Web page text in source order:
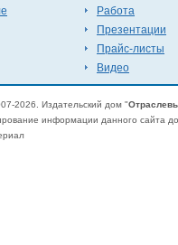
Работа
Презентации
Прайс-листы
Видео
2026. Издательский дом "
информации данного сайта